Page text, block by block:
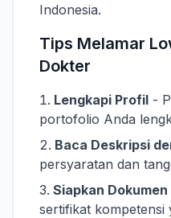
Indonesia.
Tips Melamar
Dokter
Lengkapi Profil -
portofolio Anda
Baca Deskripsi
persyaratan dan
Siapkan Dokumen
sertifikat kompetensi